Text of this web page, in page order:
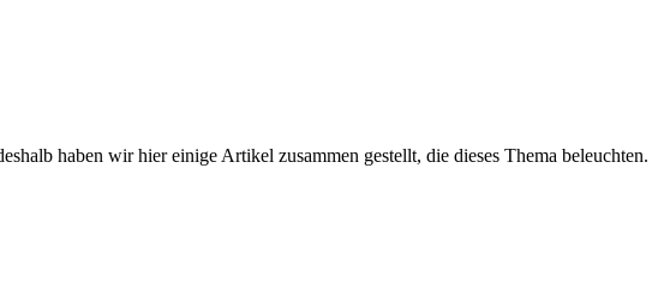
haben wir hier einige Artikel zusammen gestellt, die dieses Thema beleuchten.